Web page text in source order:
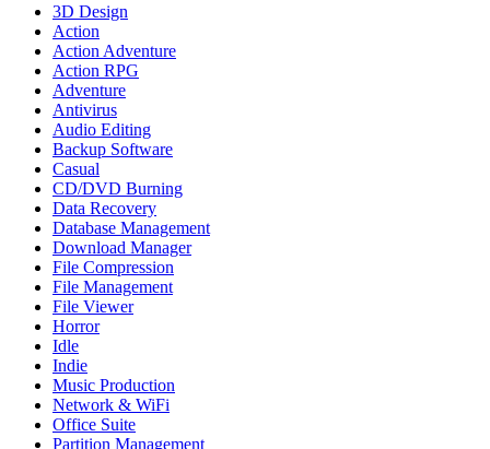
3D Design
Action
Action Adventure
Action RPG
Adventure
Antivirus
Audio Editing
Backup Software
Casual
CD/DVD Burning
Data Recovery
Database Management
Download Manager
File Compression
File Management
File Viewer
Horror
Idle
Indie
Music Production
Network & WiFi
Office Suite
Partition Management